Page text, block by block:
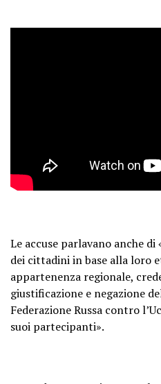
Le accuse parlavano anche
dei cittadini in base alla loro
appartenenza regionale,
giustificazione e negazione
Federazione Russa contro
suoi partecipanti».